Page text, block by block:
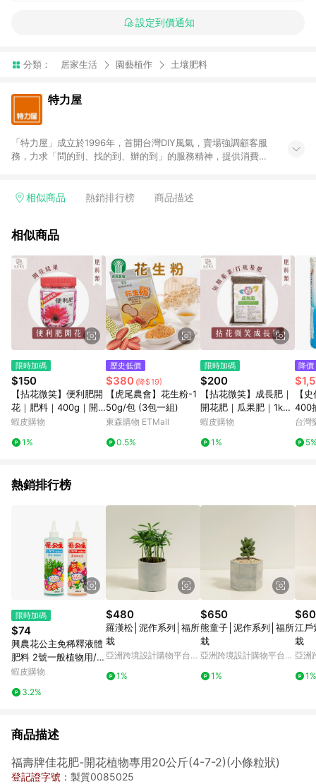
設定到價通知
分類： 居家生活 園藝植作 土壤肥料
特力屋
「特力屋」成立於1996年，首開台灣DIY風氣，賣場強調顧客服
務，力求「問的到、找的到、辦的到」的服務精神，提供消費者
客找到居家修繕、佈置或裝潢時所需；另外，在各家分店內規劃
等各方面進行整合，提升服務質感，期望每一位來店顧客，能輕
結帳流程(Easy to buy)、每次到「特力屋」購物都能得到新的啟
發與靈感(Exciting experience)，同時持續提供消費者居家修繕
最佳解決方案，以創造優質居家環境為首要目標，成為消費者打
造幸福家園時的優先選擇。
相似商品 熱銷排行榜 商品描述
相似商品
限時加碼
$150
【拈花微笑】便利肥開
花｜肥料｜400g｜開
花植物｜瓜果類｜果樹
蝦皮購物
1%
歷史低價
$380 (降$19)
【虎尾農會】花生粉-1
50g/包 (3包一組)
東森購物 ETMall
0.5%
限時加碼
$200
【拈花微笑】成長肥｜
開花肥｜瓜果肥｜1kg
｜有機肥｜香草專屬｜
｜保水透氣｜短期植物
蝦皮購物
1%
降價
【
400
48
台灣
熱銷排行榜
限時加碼
$74
興農花公主免稀釋液體
肥料 2號一般植物用/ 3
號開花肥
蝦皮購物
3.2%
$480
羅漢松│泥作系列│福所
栽
亞洲跨境設計購物平台
1%
$650
熊童子│泥作系列│福所
栽
亞洲跨境設計購物平台
1%
江戶
栽
亞洲
1%
商品描述
福壽牌佳花肥-開花植物專用20公斤(4-7-2)(小條粒狀)
登記證字號： 製質0085025